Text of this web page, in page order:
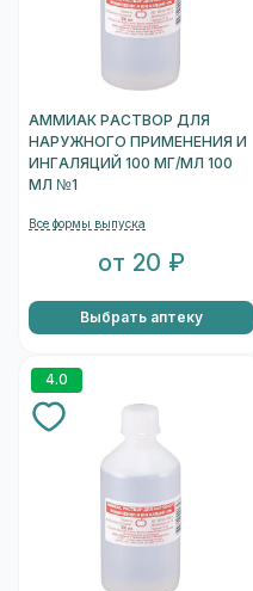
АММИАК РАСТВОР ДЛЯ
НАРУЖНОГО ПРИМЕНЕНИЯ И
ИНГАЛЯЦИЙ 100 МГ/МЛ 100
МЛ №1
Все формы выпуска
от 20 ₽
Выбрать аптеку
4.0